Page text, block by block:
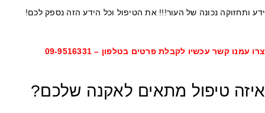
ותחזוקה נכונה של העור!!! את הטיפול וכל הידע הזה נספק לכם!
עמנו קשר עכשיו לקבלת פרטים בטלפון –09-9516331
טיפול מתאים לאקנה שלכם?